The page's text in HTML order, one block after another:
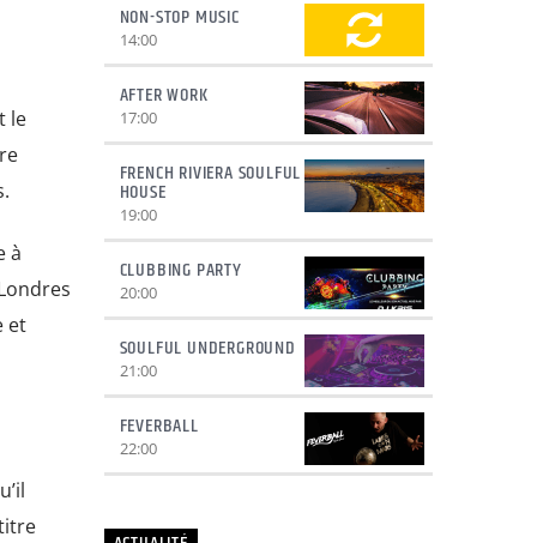
le
à
et
NON-STOP MUSIC
14:00
AFTER WORK
17:00
FRENCH RIVIERA SOULFUL
HOUSE
19:00
CLUBBING PARTY
20:00
SOULFUL UNDERGROUND
21:00
FEVERBALL
22:00